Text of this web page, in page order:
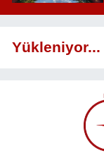
Yükleniyor...